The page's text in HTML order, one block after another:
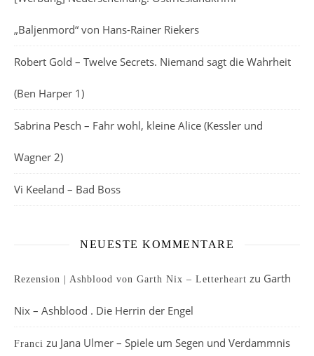
„Baljenmord“ von Hans-Rainer Riekers
Robert Gold – Twelve Secrets. Niemand sagt die Wahrheit
(Ben Harper 1)
Sabrina Pesch – Fahr wohl, kleine Alice (Kessler und
Wagner 2)
Vi Keeland – Bad Boss
NEUESTE KOMMENTARE
Rezension | Ashblood von Garth Nix – Letterheart zu Garth
Nix – Ashblood . Die Herrin der Engel
Franci zu Jana Ulmer – Spiele um Segen und Verdammnis